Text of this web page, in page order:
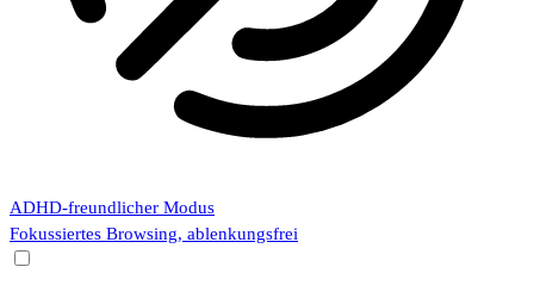
ADHD-freundlicher Modus
Fokussiertes Browsing, ablenkungsfrei